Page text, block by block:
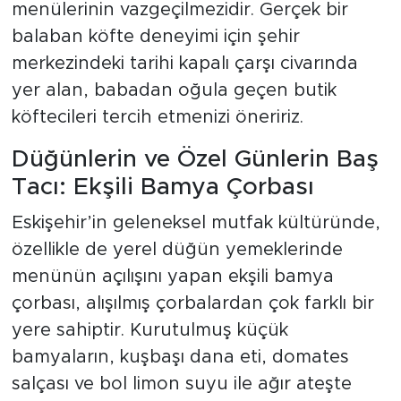
menülerinin vazgeçilmezidir. Gerçek bir
balaban köfte deneyimi için şehir
merkezindeki tarihi kapalı çarşı civarında
yer alan, babadan oğula geçen butik
köftecileri tercih etmenizi öneririz.
Düğünlerin ve Özel Günlerin Baş
Tacı: Ekşili Bamya Çorbası
Eskişehir’in geleneksel mutfak kültüründe,
özellikle de yerel düğün yemeklerinde
menünün açılışını yapan ekşili bamya
çorbası, alışılmış çorbalardan çok farklı bir
yere sahiptir. Kurutulmuş küçük
bamyaların, kuşbaşı dana eti, domates
salçası ve bol limon suyu ile ağır ateşte